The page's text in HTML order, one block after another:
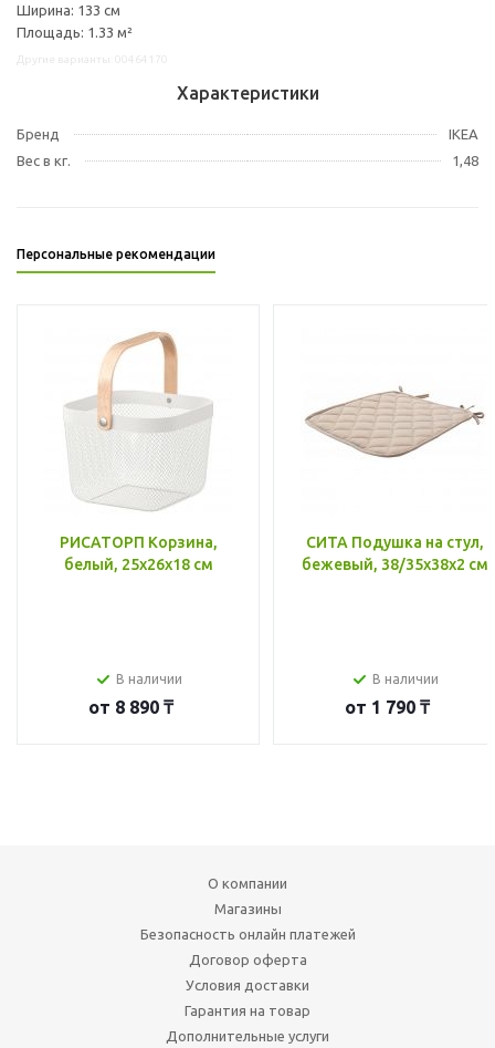
Ширина: 133 см
Площадь: 1.33 м²
Характеристики
Бренд
IKEA
Вес в кг.
1,48
Персональные рекомендации
РИСАТОРП Корзина,
белый, 25x26x18 см
В наличии
от 8 890 ₸
СИТА Подушка на стул,
бежевый, 38/35x38x2 см
В наличии
от 1 790 ₸
О компании
Магазины
Безопасность онлайн платежей
Договор оферта
Условия доставки
Гарантия на товар
Дополнительные услуги